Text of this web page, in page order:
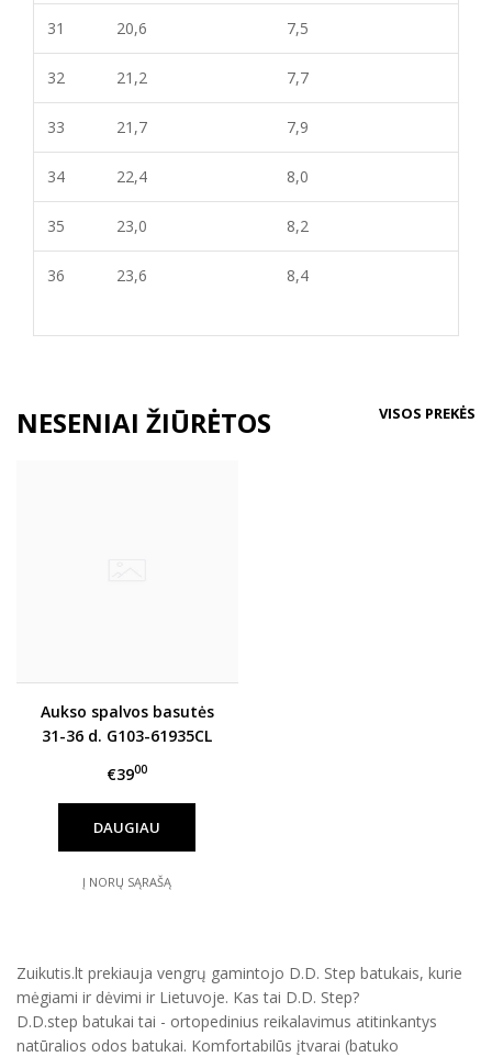
31 20,6 7,5
32 21,2 7,7
33 21,7 7,9
34 22,4 8,0
35 23,0 8,2
36 23,6 8,4
NESENIAI ŽIŪRĖTOS VISOS PREKĖS
Aukso spalvos basutės
31-36 d. G103-61935CL
€3900
DAUGIAU
Į NORŲ SĄRAŠĄ
Zuikutis.lt prekiauja vengrų gamintojo D.D. Step batukais, kurie
mėgiami ir dėvimi ir Lietuvoje. Kas tai D.D. Step?
D.D.step batukai tai - ortopedinius reikalavimus atitinkantys
natūralios odos batukai. Komfortabilūs įtvarai (batuko